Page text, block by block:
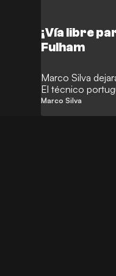
¡Vía libre
Fulham
Marco Silva
El técnico
José Mourinho.
Madrid, Silva
Marco Silva